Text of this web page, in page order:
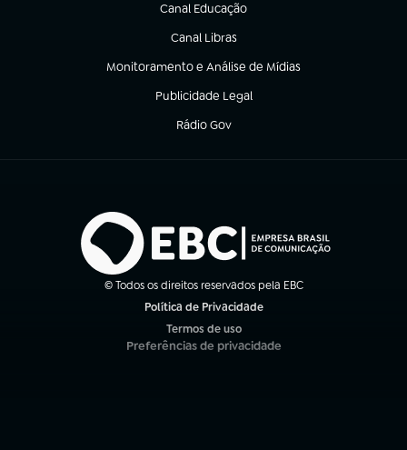
Canal Educação
(abre em nova aba)
Canal Libras
(abre em nova aba)
Monitoramento e Análise de Mídias
(abre em nova aba)
Publicidade Legal
(abre em nova aba)
Rádio Gov
(abre em nova aba)
© Todos os direitos reservados pela EBC
Política de Privacidade
Termos de uso
(abre em nova aba)
Preferências de privacidade